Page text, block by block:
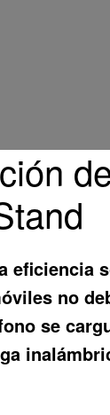
eficiencia
no
se